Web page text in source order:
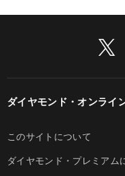
ダイヤモンド・オンライ
このサイトについて
ダイヤモンド・プレミアム